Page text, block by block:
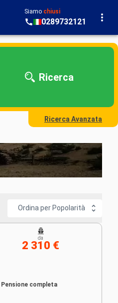
Siamo chiusi
0289732121
Ricerca
Ricerca Avanzata
Ordina per Popolarità
Pensione completa
da
2 310 €